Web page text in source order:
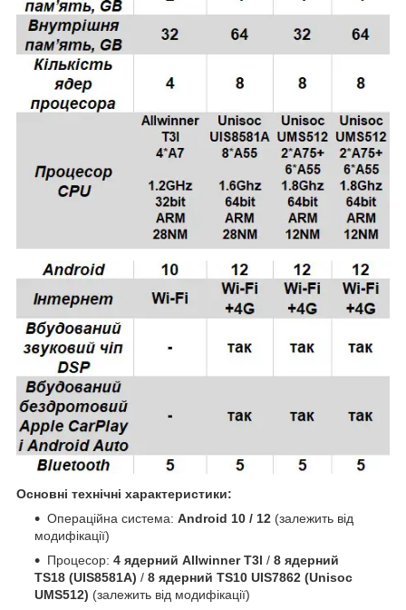
Основні технічні характеристики:
Операційна система: Android 10 / 12 (залежить від
модифікації)
Процесор: 4 ядерний Allwinner T3l / 8 ядерний
TS18 (UIS8581A) / 8 ядерний TS10 UIS7862 (Unisoc
UMS512) (залежить від модифікації)